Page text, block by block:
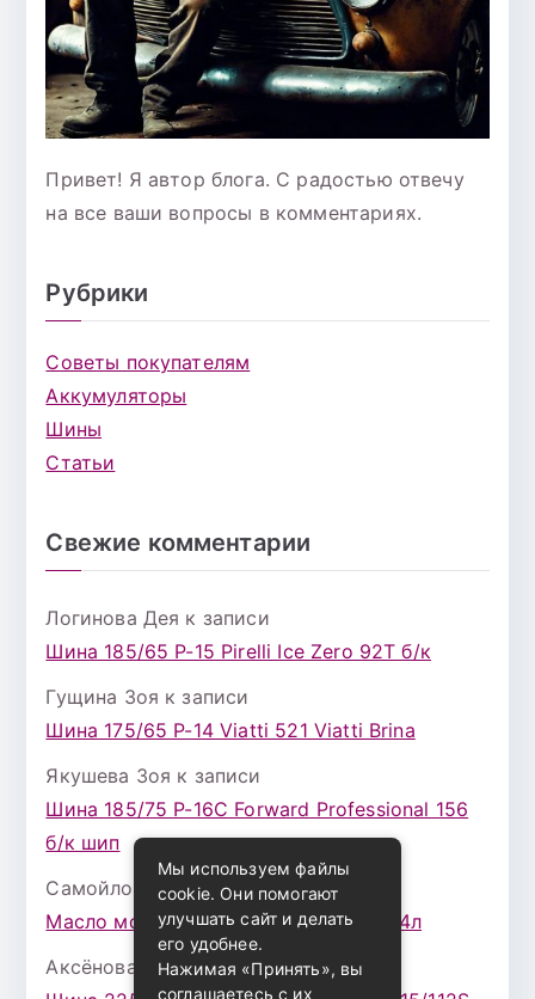
Привет! Я автор блога. С радостью отвечу
на все ваши вопросы в комментариях.
Рубрики
Советы покупателям
Аккумуляторы
Шины
Статьи
Свежие комментарии
Логинова Дея к записи
Шина 185/65 Р-15 Pirelli Ice Zero 92T б/к
Гущина Зоя к записи
Шина 175/65 Р-14 Viatti 521 Viatti Brina
Якушева Зоя к записи
Шина 185/75 Р-16С Forward Professional 156
б/к шип
Самойлова Забавак записи
Масло моторное ZIC X7 (A+) 10W30 4л
Аксёнова Адельк записи
Мы используем файлы
cookie. Они помогают
улучшать сайт и делать
его удобнее.
Нажимая «Принять», вы
соглашаетесь с их